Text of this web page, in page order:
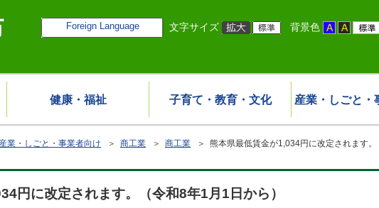
Foreign Language 文字サイズ 背景色
健康・福祉 子育て・教育・文化 産業・しごと・
産業・しごと・事業者向け ＞ 商工業 ＞ 商工業 ＞ 熊本県最低賃金が1,034円に改定されます。
円に改定されます。（令和8年1月1日から）